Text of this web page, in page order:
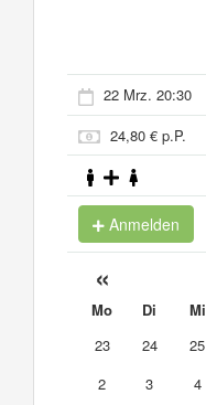
22 Mrz. 20:30
24,80 € p.P.
Anmelden
«
Mo Di Mi
23
24 25
2
3 4